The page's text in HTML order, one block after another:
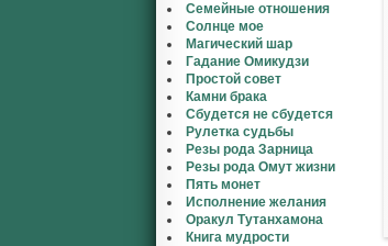
Семейные отношения
Солнце мое
Магический шар
Гадание Омикудзи
Простой совет
Камни брака
Сбудется не сбудется
Рулетка судьбы
Резы рода Зарница
Резы рода Омут жизни
Пять монет
Исполнение желания
Оракул Тутанхамона
Книга мудрости